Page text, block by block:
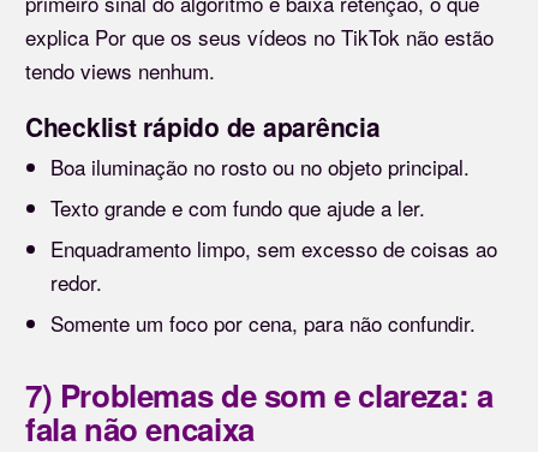
explica Por que os seus vídeos no TikTok não estão
tendo views nenhum.
Checklist rápido de aparência
Boa iluminação no rosto ou no objeto principal.
Texto grande e com fundo que ajude a ler.
Enquadramento limpo, sem excesso de coisas ao
redor.
Somente um foco por cena, para não confundir.
7) Problemas de som e clareza: a
fala não encaixa